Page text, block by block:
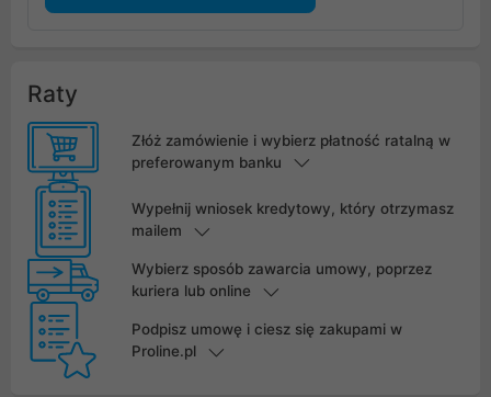
Raty
Złóż zamówienie i wybierz płatność ratalną w
preferowanym banku
Wypełnij wniosek kredytowy, który otrzymasz
mailem
Wybierz sposób zawarcia umowy, poprzez
kuriera lub online
Podpisz umowę i ciesz się zakupami w
Proline.pl